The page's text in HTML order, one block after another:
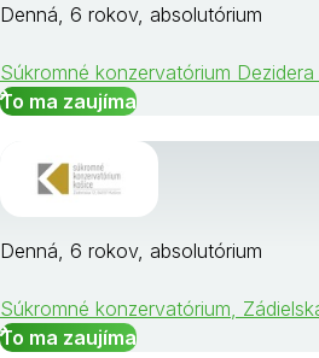
Denná, 6 rokov, absolutórium
Súkromné konzervatórium
To ma zaujíma
Denná, 6 rokov, absolutórium
Súkromné konzervatórium,
To ma zaujíma